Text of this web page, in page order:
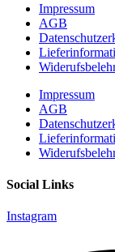
Impressum
AGB
Impressum
AGB
Social Links
Instagram